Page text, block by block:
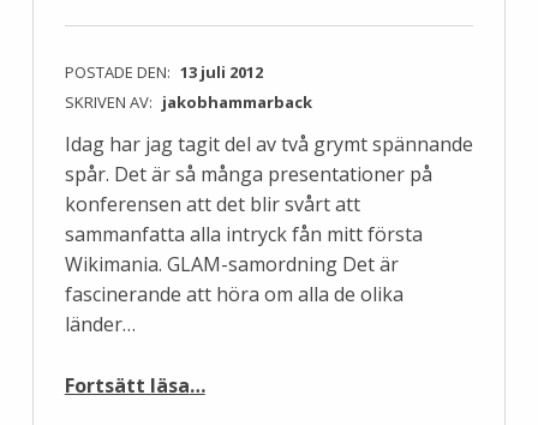
POSTADE DEN: 13 juli 2012
SKRIVEN AV: jakobhammarback
Idag har jag tagit del av två grymt spännande
spår. Det är så många presentationer på
konferensen att det blir svårt att
sammanfatta alla intryck fån mitt första
Wikimania. GLAM-samordning Det är
fascinerande att höra om alla de olika
länder…
Fortsätt läsa…